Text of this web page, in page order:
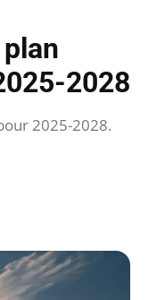
2028
2025-2028.